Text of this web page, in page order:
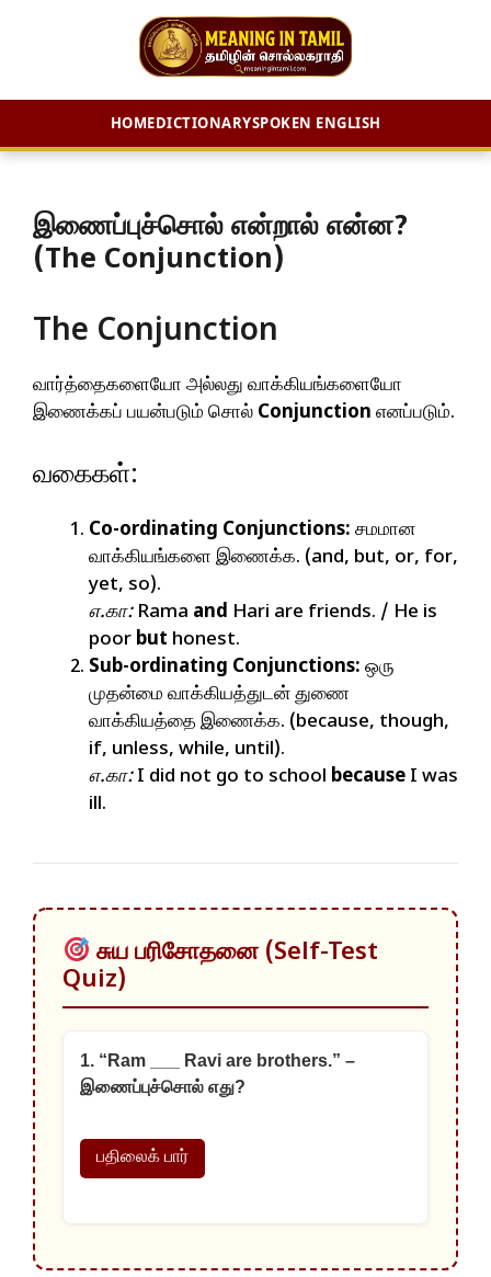
HOMEDICTIONARYSPOKEN ENGLISH
Skip
contentஇணைப்புச்சொல் என்றால் என்ன?
(The Conjunction)
The Conjunction
வார்த்தைகளையோ அல்லது வாக்கியங்களையோ
இணைக்கப் பயன்படும் சொல் Conjunction எனப்படும்.
வகைகள்:
Co-ordinating Conjunctions: சமமான
வாக்கியங்களை இணைக்க. (and, but, or, for,
yet, so).
எ.கா:Rama and Hari are friends. / He is
poor but honest.
Sub-ordinating Conjunctions: ஒரு
முதன்மை வாக்கியத்துடன் துணை
வாக்கியத்தை இணைக்க. (because, though,
if, unless, while, until).
எ.கா:I did not go to school because I was
ill.
சுய பரிசோதனை (Self-Test
Quiz)
1. “Ram ___ Ravi are brothers.” –
இணைப்புச்சொல் எது?
பதிலைக் பார்